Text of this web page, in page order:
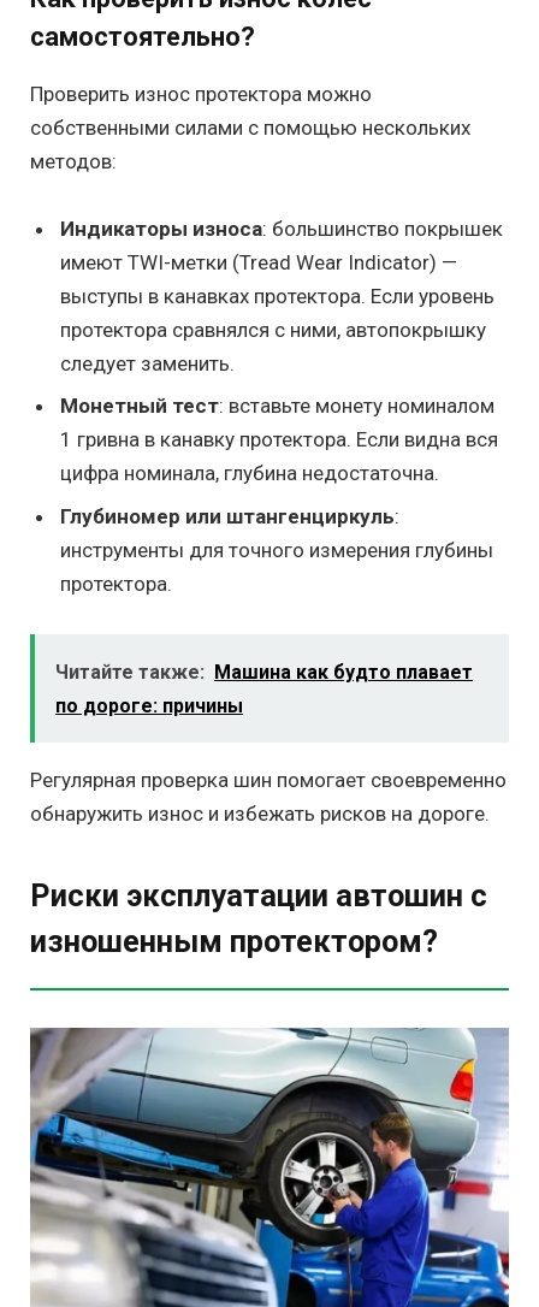
самостоятельно?
Проверить износ протектора можно
собственными силами с помощью нескольких
методов:
Индикаторы износа: большинство покрышек
имеют TWI-метки (Tread Wear Indicator) —
выступы в канавках протектора. Если уровень
протектора сравнялся с ними, автопокрышку
следует заменить.
Монетный тест: вставьте монету номиналом
1 гривна в канавку протектора. Если видна вся
цифра номинала, глубина недостаточна.
Глубиномер или штангенциркуль:
инструменты для точного измерения глубины
протектора.
Читайте также: Машина как будто плавает
по дороге: причины
Регулярная проверка шин помогает своевременно
обнаружить износ и избежать рисков на дороге.
Риски эксплуатации автошин с
изношенным протектором?